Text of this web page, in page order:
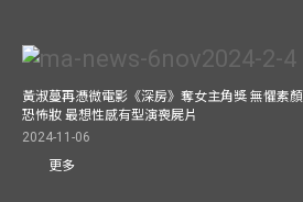
黃淑蔓再憑微電影《深房》奪女主角獎 無懼素顏
恐怖妝 最想性感有型演喪屍片
2024-11-06
更多